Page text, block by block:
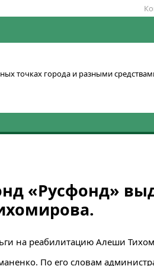
точках города и разными
«Русфонд»
на реабилитацию Алеши
По его словам